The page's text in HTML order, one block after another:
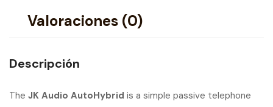
Valoraciones (0)
Descripción
The JK Audio AutoHybrid is a simple passive telephone